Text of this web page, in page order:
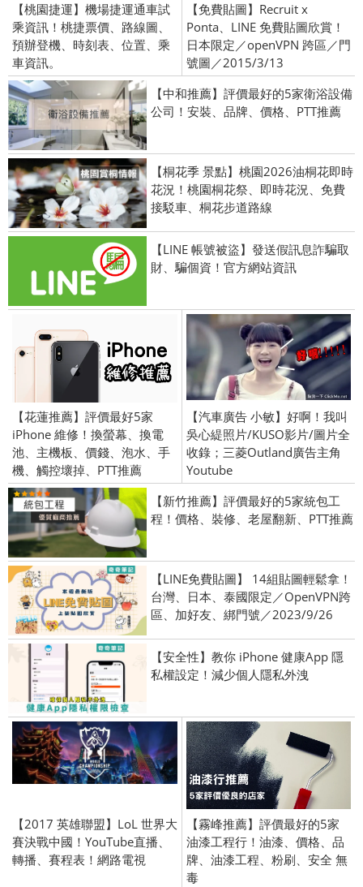
【桃園捷運】機場捷運通車試
乘資訊！桃捷票價、路線圖、
預辦登機、時刻表、位置、乘
車資訊。
【免費貼圖】Recruit x
Ponta、LINE 免費貼圖欣賞！
日本限定／openVPN 跨區／門
號圖／2015/3/13
【中和推薦】評價最好的5家衛浴設備
公司！安裝、品牌、價格、PTT推薦
【桐花季 景點】桃園2026油桐花即時
花況！桃園桐花祭、即時花況、免費
接駁車、桐花步道路線
【LINE 帳號被盜】發送假訊息詐騙取
財、騙個資！官方網站資訊
【花蓮推薦】評價最好5家
iPhone 維修！換螢幕、換電
池、主機板、價錢、泡水、手
機、觸控壞掉、PTT推薦
【汽車廣告 小敏】好啊！我叫
吳心緹照片/KUSO影片/圖片全
收錄；三菱Outland廣告主角
Youtube
【新竹推薦】評價最好的5家統包工
程！價格、裝修、老屋翻新、PTT推薦
【LINE免費貼圖】 14組貼圖輕鬆拿！
台灣、日本、泰國限定／OpenVPN跨
區、加好友、綁門號／2023/9/26
【安全性】教你 iPhone 健康App 隱
私權設定！減少個人隱私外洩
【2017 英雄聯盟】LoL 世界大
賽決戰中國！YouTube直播、
轉播、賽程表！網路電視
【霧峰推薦】評價最好的5家
油漆工程行！油漆、價格、品
牌、油漆工程、粉刷、安全 無
毒